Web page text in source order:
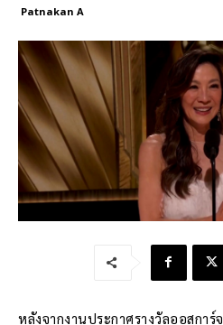
Patnakan A
หลังจากงานประกาศรางวัลออสกา